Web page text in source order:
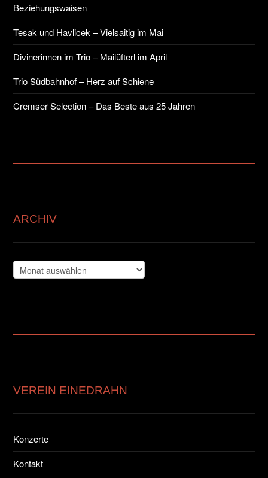
Beziehungswaisen
Tesak und Havlicek – Vielsaitig im Mai
Divinerinnen im Trio – Mailüfterl im April
Trio Südbahnhof – Herz auf Schiene
Cremser Selection – Das Beste aus 25 Jahren
ARCHIV
Archiv
VEREIN EINEDRAHN
Konzerte
Kontakt